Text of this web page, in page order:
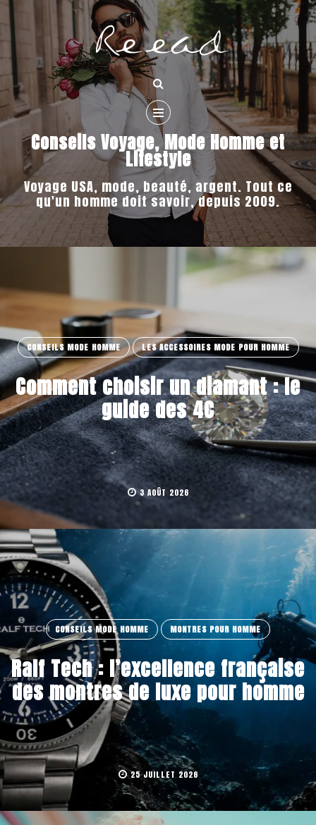
Conseils Voyage, Mode Homme et
Lifestyle
Voyage USA, mode, beauté, argent. Tout ce
qu'un homme doit savoir, depuis 2009.
CONSEILS MODE HOMME LES ACCESSOIRES MODE POUR HOMME
Comment choisir un diamant : le
guide des 4C
3 AOÛT 2026
CONSEILS MODE HOMME MONTRES POUR HOMME
Ralf Tech : l’excellence française
des montres de luxe pour homme
25 JUILLET 2026